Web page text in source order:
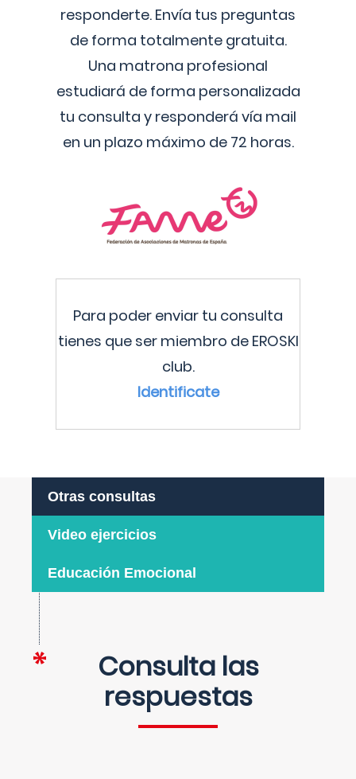
responderte. Envía tus preguntas
de forma totalmente gratuita.
Una matrona profesional
estudiará de forma personalizada
tu consulta y responderá vía mail
en un plazo máximo de 72 horas.
Para poder enviar tu consulta
tienes que ser miembro de EROSKI
club.
Identificate
Otras consultas
Video ejercicios
Educación Emocional
Consulta las
respuestas